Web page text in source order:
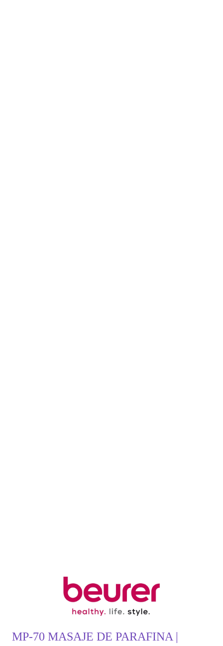
MP-70 MASAJE DE PARAFINA |